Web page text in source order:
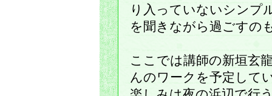
り入っていないシンプ
を聞きながら過ごすの
ここでは講師の新垣玄
んのワークを予定して